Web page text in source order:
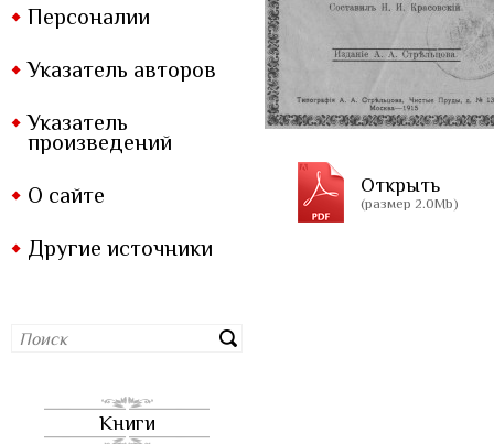
Персоналии
Указатель авторов
Указатель
произведений
О сайте
Другие источники
Книги
Открыть
(размер 2.0Mb)